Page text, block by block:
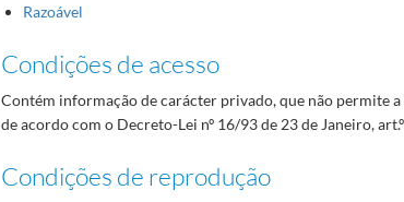
Razoável
Condições de acesso
Contém informação de carácter privado, que não permite
de acordo com o Decreto-Lei nº 16/93 de 23 de Janeiro, art.º
Condições de reprodução